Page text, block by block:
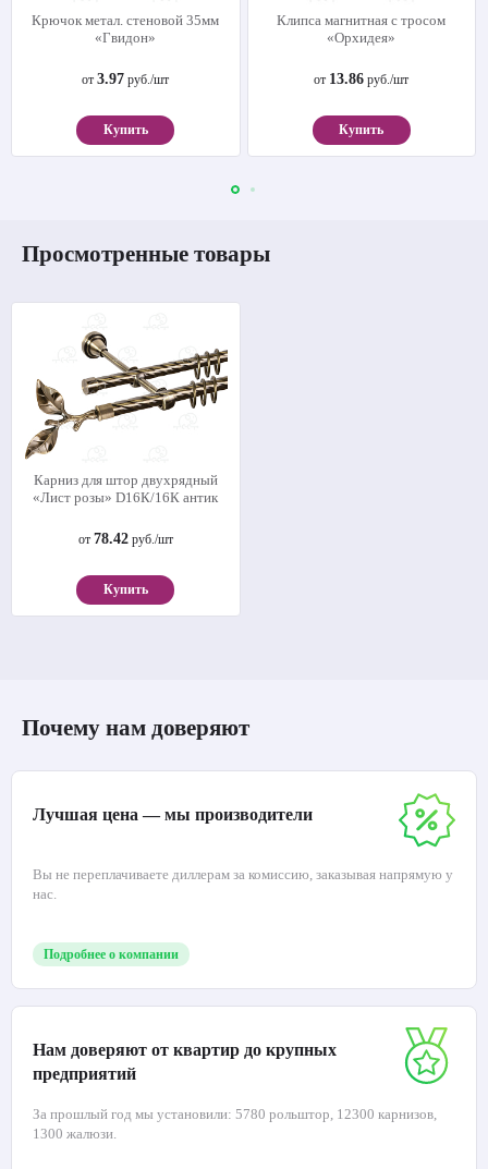
Крючок метал. стеновой 35мм
«Гвидон»
от3.97 руб./шт
Купить
Клипса магнитная с тросом
«Орхидея»
от 13.86 руб./шт
Купить
Просмотренные товары
Карниз для штор двухрядный
«Лист розы» D16К/16К антик
от 78.42руб./шт
Купить
Почему нам доверяют
Лучшая цена — мы производители
Вы не переплачиваете диллерам за комиссию, заказывая напрямую у
нас.
Подробнее о компании
Нам доверяют от квартир до крупных
предприятий
За прошлый год мы установили: 5780 рольштор, 12300 карнизов,
1300 жалюзи.